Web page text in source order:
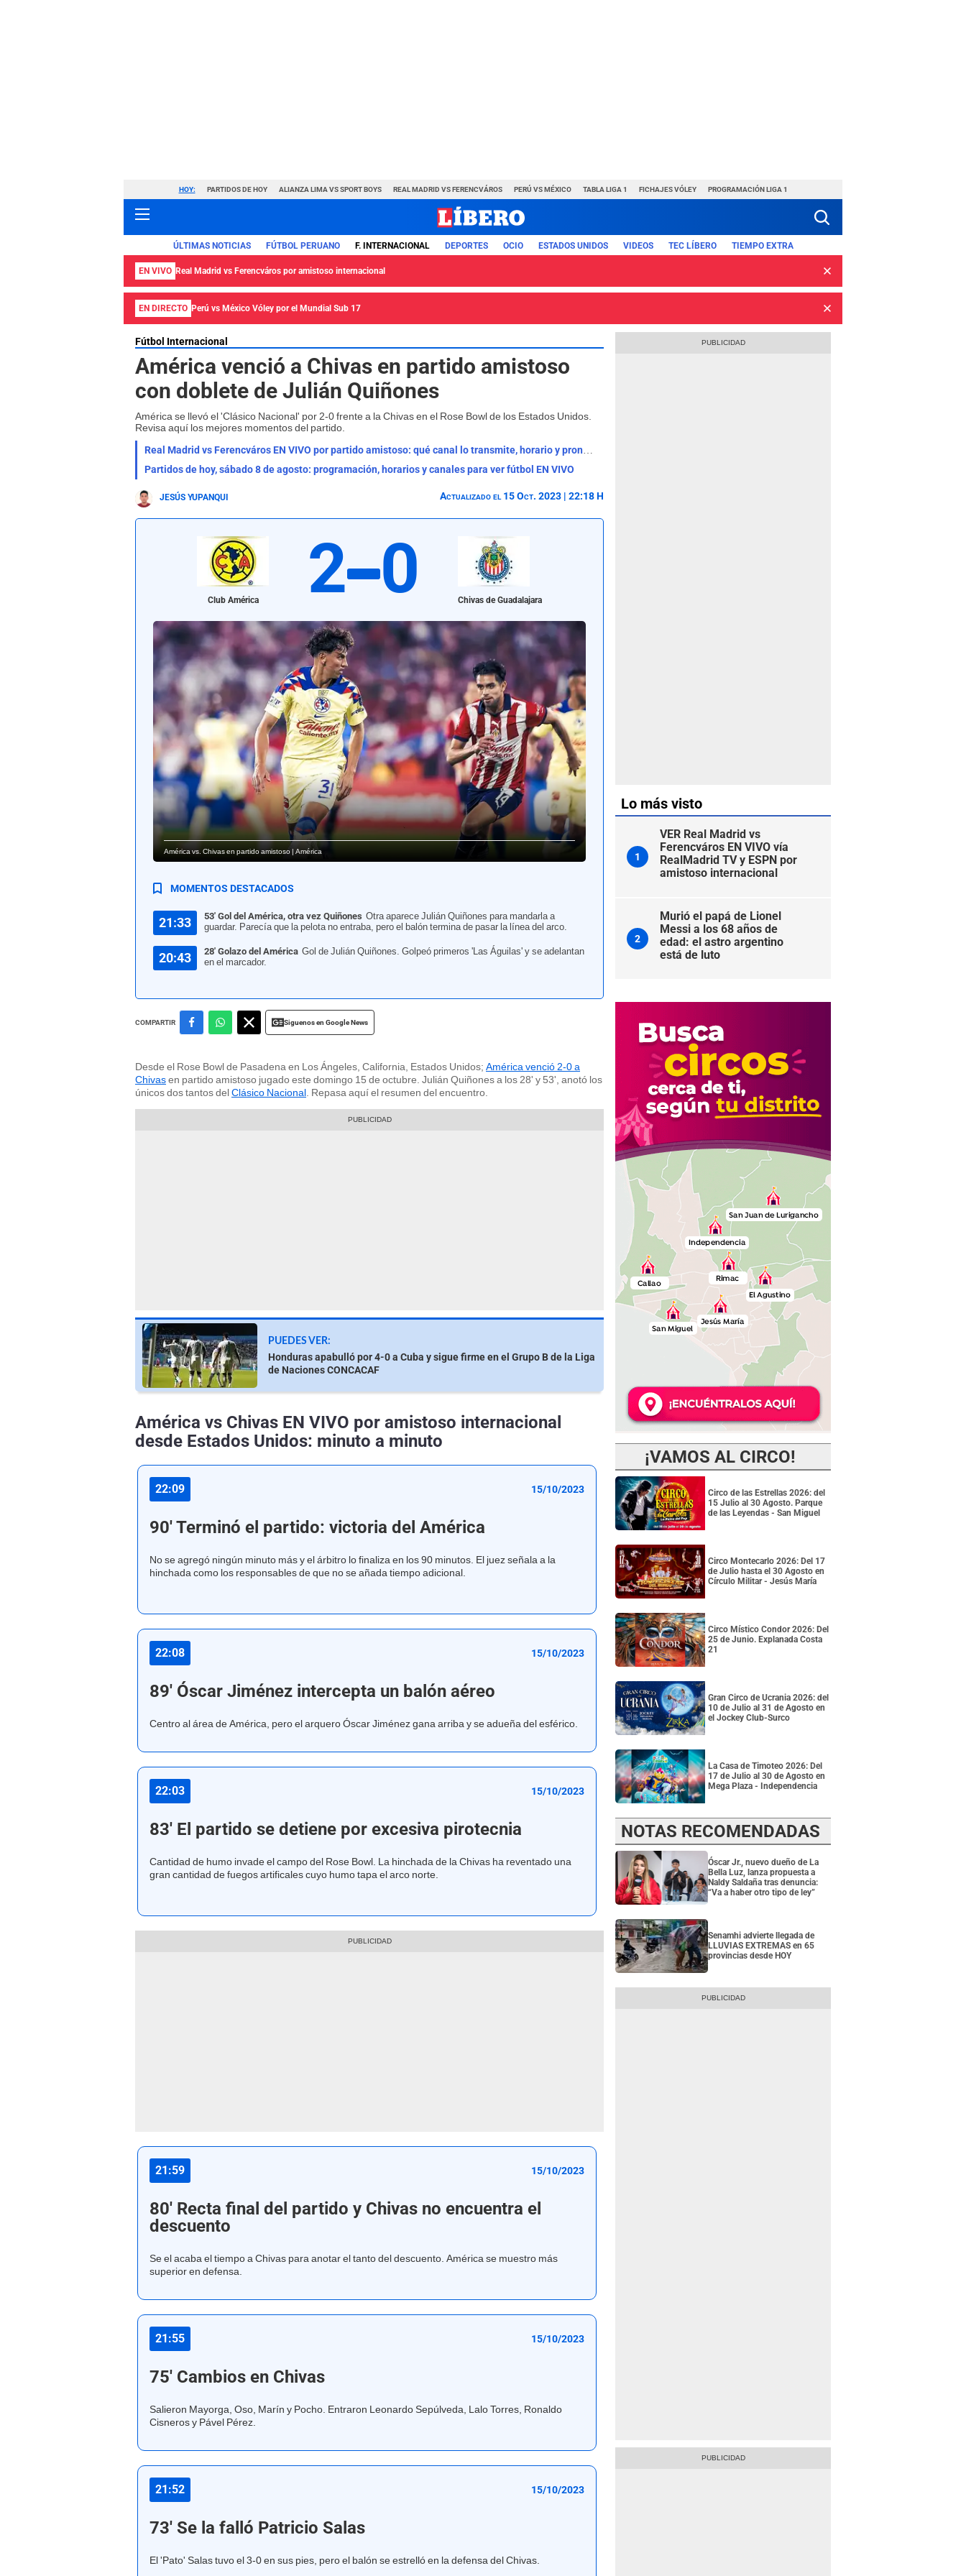
HOY: PARTIDOS DE HOY ALIANZA LIMA VS SPORT BOYS REAL MADRID VS FERENCVÁROS PERÚ VS MÉXICO TABLA LIGA 1 FICHAJES VÓLEY PROGRAMACIÓN LIGA 1
ÚLTIMAS NOTICIAS FÚTBOL PERUANO F. INTERNACIONAL DEPORTES OCIO ESTADOS UNIDOS VIDEOS TEC LÍBERO TIEMPO EXTRA
EN VIVO Real Madrid vs Ferencváros por amistoso internacional
EN DIRECTO Perú vs México Vóley por el Mundial Sub 17
Fútbol Internacional
América venció a Chivas en partido amistoso
con doblete de Julián Quiñones
América se llevó el 'Clásico Nacional' por 2-0 frente a la Chivas en el Rose Bowl de los Estados Unidos.
Revisa aquí los mejores momentos del partido.
Real Madrid vs Ferencváros EN VIVO por partido amistoso: qué canal lo transmite, horario y pronóstico
Partidos de hoy, sábado 8 de agosto: programación, horarios y canales para ver fútbol EN VIVO
JESÚS YUPANQUI Actualizado el 15 Oct. 2023 | 22:18 H
Club América 2 0 Chivas de Guadalajara
América vs. Chivas en partido amistoso | América
MOMENTOS DESTACADOS
21:33 53' Gol del América, otra vez Quiñones Otra aparece Julián Quiñones para mandarla a
guardar. Parecía que la pelota no entraba, pero el balón termina de pasar la línea del arco.
20:43 28' Golazo del América Gol de Julián Quiñones. Golpeó primeros 'Las Águilas' y se adelantan
en el marcador.
COMPARTIR Siguenos en Google News
Desde el Rose Bowl de Pasadena en Los Ángeles, California, Estados Unidos; América venció 2-0 a
Chivasen partido amistoso jugado este domingo 15 de octubre. Julián Quiñones a los 28' y 53', anotó los
únicos dos tantos delClásico Nacional. Repasa aquí el resumen del encuentro.
PUEDES VER:
Honduras apabulló por 4-0 a Cuba y sigue firme en el Grupo B de la Liga
de Naciones CONCACAF
América vs Chivas EN VIVO por amistoso internacional
desde Estados Unidos: minuto a minuto
22:09 15/10/2023
90' Terminó el partido: victoria del América
No se agregó ningún minuto más y el árbitro lo finaliza en los 90 minutos. El juez señala a la
hinchada como los responsables de que no se añada tiempo adicional.
22:08 15/10/2023
89' Óscar Jiménez intercepta un balón aéreo
Centro al área de América, pero el arquero Óscar Jiménez gana arriba y se adueña del esférico.
22:03 15/10/2023
83' El partido se detiene por excesiva pirotecnia
Cantidad de humo invade el campo del Rose Bowl. La hinchada de la Chivas ha reventado una
gran cantidad de fuegos artificales cuyo humo tapa el arco norte.
21:59 15/10/2023
80' Recta final del partido y Chivas no encuentra el
descuento
Se el acaba el tiempo a Chivas para anotar el tanto del descuento. América se muestro más
superior en defensa.
21:55 15/10/2023
75' Cambios en Chivas
Salieron Mayorga, Oso, Marín y Pocho. Entraron Leonardo Sepúlveda, Lalo Torres, Ronaldo
Cisneros y Pável Pérez.
21:52 15/10/2023
73' Se la falló Patricio Salas
El 'Pato' Salas tuvo el 3-0 en sus pies, pero el balón se estrelló en la defensa del Chivas.
Lo más visto
1
VER Real Madrid vs
Ferencváros EN VIVO vía
RealMadrid TV y ESPN por
amistoso internacional
2
Murió el papá de Lionel
Messi a los 68 años de
edad: el astro argentino
está de luto
¡VAMOS AL CIRCO!
Circo de las Estrellas 2026: del
15 Julio al 30 Agosto. Parque
de las Leyendas - San Miguel
Circo Montecarlo 2026: Del 17
de Julio hasta el 30 Agosto en
Círculo Militar - Jesús María
Circo Místico Condor 2026: Del
25 de Junio. Explanada Costa
21
Gran Circo de Ucrania 2026: del
10 de Julio al 31 de Agosto en
el Jockey Club-Surco
La Casa de Timoteo 2026: Del
17 de Julio al 30 de Agosto en
Mega Plaza - Independencia
NOTAS RECOMENDADAS
Óscar Jr., nuevo dueño de La
Bella Luz, lanza propuesta a
Naldy Saldaña tras denuncia:
“Va a haber otro tipo de ley”
Senamhi advierte llegada de
LLUVIAS EXTREMAS en 65
provincias desde HOY